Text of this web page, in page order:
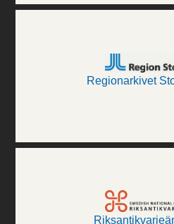
Regionarkivet